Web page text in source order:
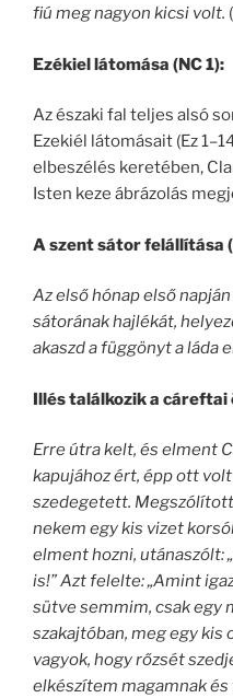
fiú meg nagyon kicsi volt.
Ezékiel látomása (NC 1):
Az északi fal teljes alsó
Ezekiél látomásait (Ez
elbeszélés keretében,
Isten keze ábrázolás
A szent sátor felállítása
Az első hónap első
sátorának hajlékát,
akaszd a függönyt a láda
Illés találkozik a cáreftai
Erre útra kelt, és elment
kapujához ért, épp ott
szedegetett.
nekem egy kis vizet
elment hozni, utánaszólt:
is!” Azt felelte: „Amint
sütve semmim, csak egy
szakajtóban, meg egy kis
vagyok, hogy rőzsét
elkészítem magamnak és